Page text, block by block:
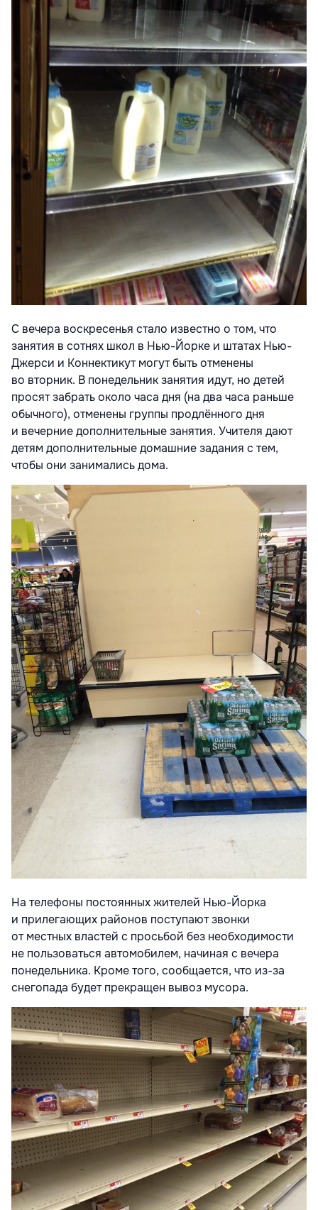
С вечера воскресенья стало известно о том, что
занятия в сотнях школ в Нью-Йорке и штатах Нью-
Джерси и Коннектикут могут быть отменены
во вторник. В понедельник занятия идут, но детей
просят забрать около часа дня (на два часа раньше
обычного), отменены группы продлённого дня
и вечерние дополнительные занятия. Учителя дают
детям дополнительные домашние задания с тем,
чтобы они занимались дома.
На телефоны постоянных жителей Нью-Йорка
и прилегающих районов поступают звонки
от местных властей с просьбой без необходимости
не пользоваться автомобилем, начиная с вечера
понедельника. Кроме того, сообщается, что из-за
снегопада будет прекращен вывоз мусора.